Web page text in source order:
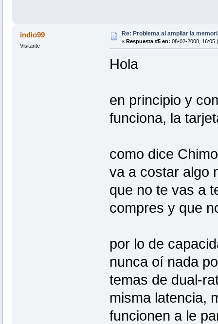
indio99
Visitante
Re: Problema al ampliar la
« Respuesta #5 en: 08-02-2008, 16:05
Hola
en principio y
funciona, la
como dice
va a costar algo
que no te vas a
compres y que
por lo de
nunca oí nada
temas de dual-
misma latencia,
funcionen a le